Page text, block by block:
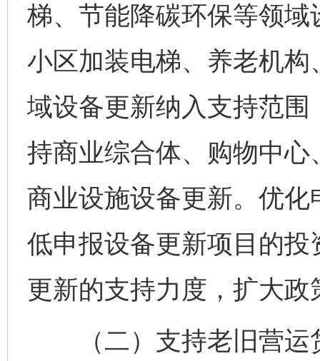
梯、节能降碳环保等领
小区加装电梯、养老机
域设备更新纳入支持范
持商业综合体、购物中
商业设施设备更新。优
低申报设备更新项目的
更新的支持力度，扩大政
（二）支持老旧营运